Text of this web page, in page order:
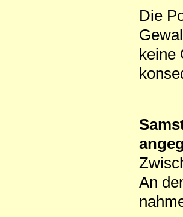
Die
keine
An